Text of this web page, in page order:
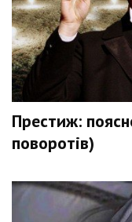
Престиж:
поворотів)